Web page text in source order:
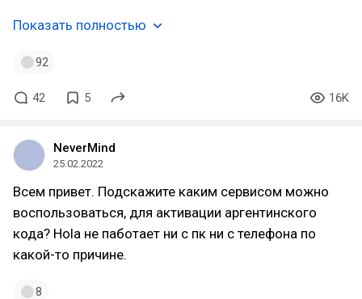
Показать полностью
92
42 5 16K
NeverMind
25.02.2022
Всем привет. Подскажите каким сервисом можно
воспользоваться, для активации аргентинского
кода? Hola не паботает ни с пк ни с телефона по
какой-то причине.
8